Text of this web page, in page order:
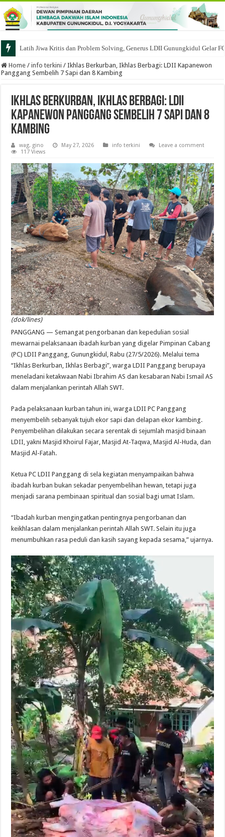
Latih Jiwa Kritis dan Problem Solving, Generus LDII Gunungkidul Gelar
Home / info terkini / Ikhlas Berkurban, Ikhlas Berbagi: LDII Kapanewon
Panggang Sembelih 7 Sapi dan 8 Kambing
Ikhlas Berkurban, Ikhlas Berbagi: LDII
Kapanewon Panggang Sembelih 7 Sapi dan 8
Kambing
wag. gino May 27, 2026 info terkini
Leave a comment
117 Views
(dok/lines)
PANGGANG — Semangat pengorbanan dan kepedulian sosial
mewarnai pelaksanaan ibadah kurban yang digelar Pimpinan Cabang
(PC) LDII Panggang, Gunungkidul, Rabu (27/5/2026). Melalui tema
“Ikhlas Berkurban, Ikhlas Berbagi”, warga LDII Panggang berupaya
meneladani ketakwaan Nabi Ibrahim AS dan kesabaran Nabi Ismail AS
dalam menjalankan perintah Allah SWT.
Pada pelaksanaan kurban tahun ini, warga LDII PC Panggang
menyembelih sebanyak tujuh ekor sapi dan delapan ekor kambing.
Penyembelihan dilakukan secara serentak di sejumlah masjid binaan
LDII, yakni Masjid Khoirul Fajar, Masjid At-Taqwa, Masjid Al-Huda, dan
Masjid Al-Fatah.
Ketua PC LDII Panggang di sela kegiatan menyampaikan bahwa
ibadah kurban bukan sekadar penyembelihan hewan, tetapi juga
menjadi sarana pembinaan spiritual dan sosial bagi umat Islam.
“Ibadah kurban mengingatkan pentingnya pengorbanan dan
keikhlasan dalam menjalankan perintah Allah SWT. Selain itu juga
menumbuhkan rasa peduli dan kasih sayang kepada sesama,” ujarnya.